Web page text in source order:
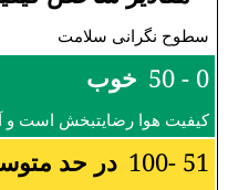
سطوح نگرانی سلامت
0 - 50 خوب
کیفیت هوا رضایتبخش است و
51 -100 در حد